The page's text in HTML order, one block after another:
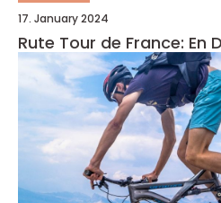
17. January 2024
Rute Tour de France: En